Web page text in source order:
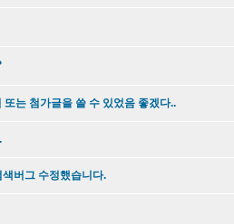
는 첨가글을 쓸 수 있었음 좋겠다..
버그 수정했습니다.